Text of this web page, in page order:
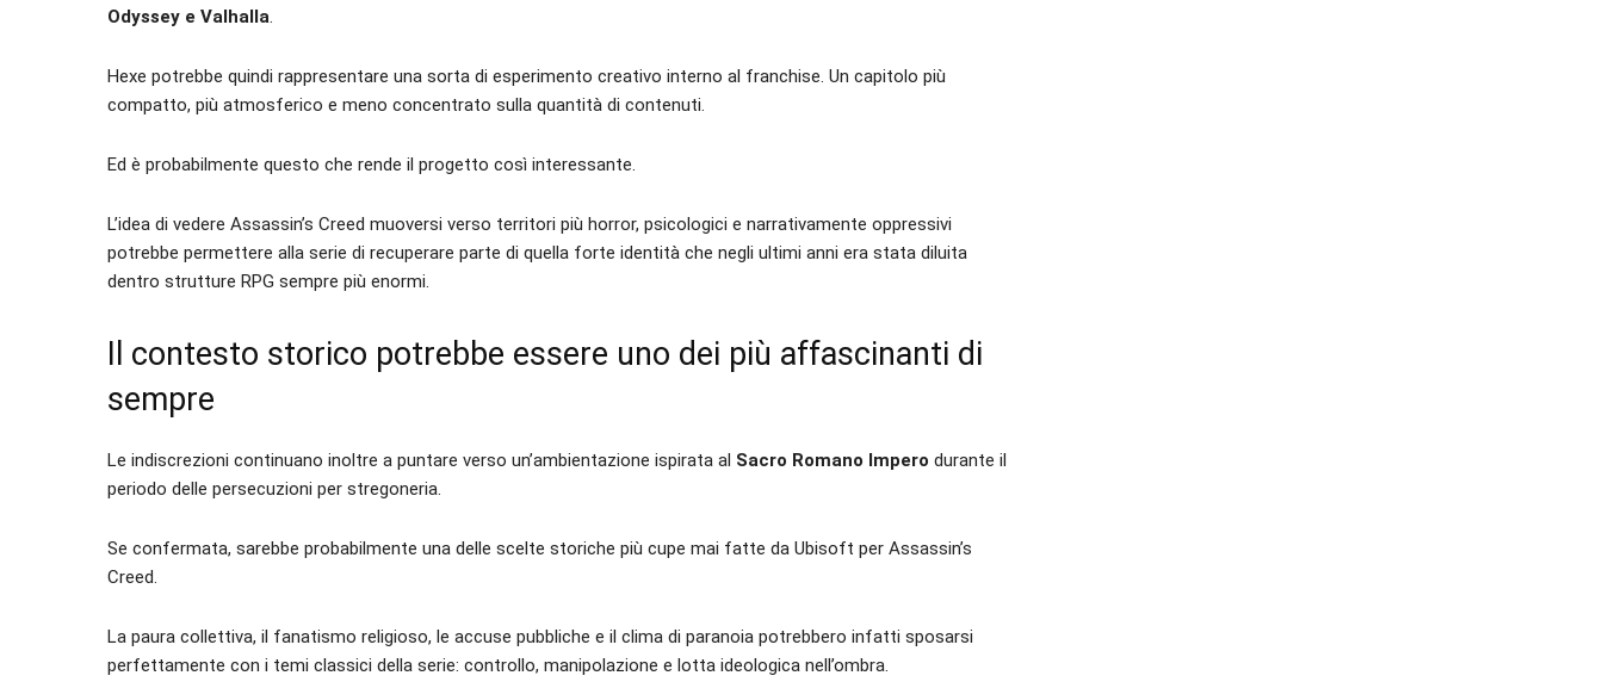
Odyssey e Valhalla.
Hexe potrebbe quindi rappresentare una sorta di esperimento creativo interno al franchise. Un capitolo più
compatto, più atmosferico e meno concentrato sulla quantità di contenuti.
Ed è probabilmente questo che rende il progetto così interessante.
L’idea di vedere Assassin’s Creed muoversi verso territori più horror, psicologici e narrativamente oppressivi
potrebbe permettere alla serie di recuperare parte di quella forte identità che negli ultimi anni era stata diluita
dentro strutture RPG sempre più enormi.
Il contesto storico potrebbe essere uno dei più affascinanti di
sempre
Le indiscrezioni continuano inoltre a puntare verso un’ambientazione ispirata al Sacro Romano Impero durante il
periodo delle persecuzioni per stregoneria.
Se confermata, sarebbe probabilmente una delle scelte storiche più cupe mai fatte da Ubisoft per Assassin’s
Creed.
La paura collettiva, il fanatismo religioso, le accuse pubbliche e il clima di paranoia potrebbero infatti sposarsi
perfettamente con i temi classici della serie: controllo, manipolazione e lotta ideologica nell’ombra.